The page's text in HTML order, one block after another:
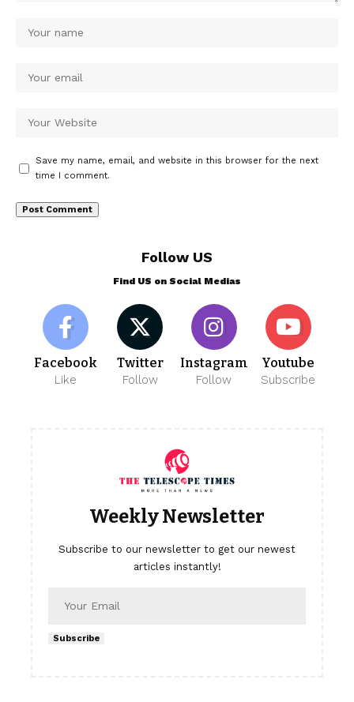
Save my name, email, and website in this browser for the next
time I comment.
Follow US
Find US on Social Medias
Facebook
Like
Twitter
Follow
Instagram
Follow
Youtube
Subscribe
Weekly Newsletter
Subscribe to our newsletter to get our newest
articles instantly!
Subscribe